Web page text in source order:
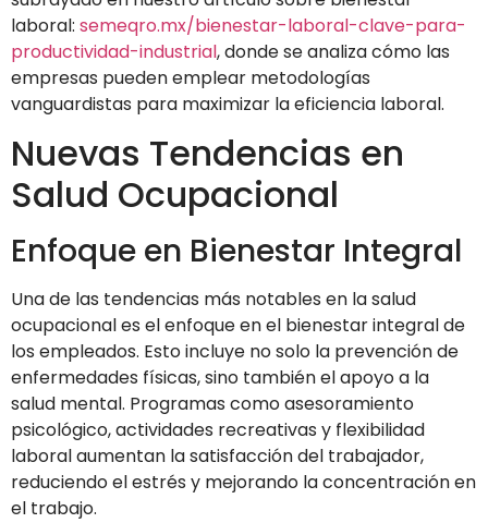
laboral: semeqro.mx/bienestar-laboral-clave-para-
productividad-industrial, donde se analiza cómo las
empresas pueden emplear metodologías
vanguardistas para maximizar la eficiencia laboral.
Nuevas Tendencias en
Salud Ocupacional
Enfoque en Bienestar Integral
Una de las tendencias más notables en la salud
ocupacional es el enfoque en el bienestar integral de
los empleados. Esto incluye no solo la prevención de
enfermedades físicas, sino también el apoyo a la
salud mental. Programas como asesoramiento
psicológico, actividades recreativas y flexibilidad
laboral aumentan la satisfacción del trabajador,
reduciendo el estrés y mejorando la concentración en
el trabajo.